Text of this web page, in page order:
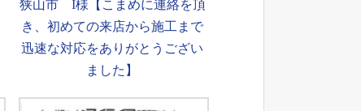
狭山市 I様【こまめに連絡を頂
き、初めての来店から施工まで
迅速な対応をありがとうござい
ました】